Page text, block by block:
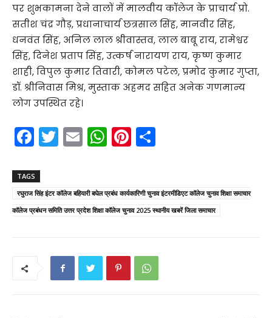
पर शुभकामना देने वालों में मालवीय कॉलेज के प्राचार्य प्रो.
सतीश चंद्र गौड़, प्रधानाचार्य छत्रसाल सिंह, मानवीर सिंह,
धनवंत सिंह, अनिल लाल श्रीवास्तव, लाल बाबू राय, रामेश्वर
सिंह, दिनेश प्रताप सिंह, उत्कर्ष नारायण राय, कृष्ण कुमार
शाही, विपुल कुमार तिवारी, कोमल पटेल, प्रमोद कुमार गुप्ता,
डॉ. श्रीनिवास मिश्र, मुस्ताक अहमद सहित अनेक गणमान्य
लोग उपस्थित रहे।
F
c
e
b
T
er
E
l
W
ts
A
p
Pi
e
st
e
TAGS
रघुराज सिंह इंटर कॉलेज बहियारी बघेल प्रबंध कार्यकारिणी चुनाव इंटरमीडिएट कॉलेज चुनाव शिक्षा समाचार
कॉलेज प्रबंधन समिति उत्तर प्रदेश शिक्षा कॉलेज चुनाव 2025 स्थानीय खबरें जिला समाचार